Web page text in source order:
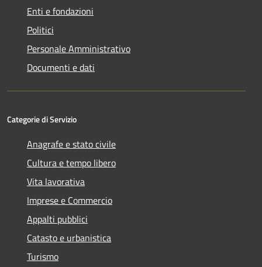
Enti e fondazioni
Politici
Personale Amministrativo
Documenti e dati
Categorie di Servizio
Anagrafe e stato civile
Cultura e tempo libero
Vita lavorativa
Imprese e Commercio
Appalti pubblici
Catasto e urbanistica
Turismo